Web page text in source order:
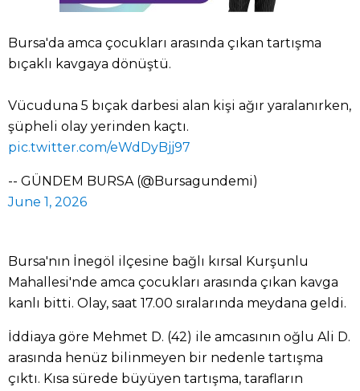
Bursa'da amca çocukları arasında çıkan tartışma
bıçaklı kavgaya dönüştü.
Vücuduna 5 bıçak darbesi alan kişi ağır yaralanırken,
şüpheli olay yerinden kaçtı.
pic.twitter.com/eWdDyBjj97
-- GÜNDEM BURSA (@Bursagundemi)
June 1, 2026
Bursa'nın İnegöl ilçesine bağlı kırsal Kurşunlu
Mahallesi'nde amca çocukları arasında çıkan kavga
kanlı bitti. Olay, saat 17.00 sıralarında meydana geldi.
İddiaya göre Mehmet D. (42) ile amcasının oğlu Ali D.
arasında henüz bilinmeyen bir nedenle tartışma
çıktı. Kısa sürede büyüyen tartışma, tarafların